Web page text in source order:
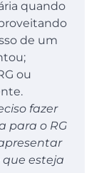
quando
de um
ou
fazer
para o RG
esteja